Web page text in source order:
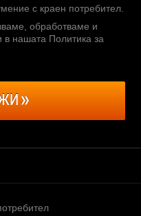
с краен потребител
обработваме и
нашата Политика за